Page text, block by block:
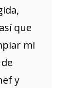
que
mi
y